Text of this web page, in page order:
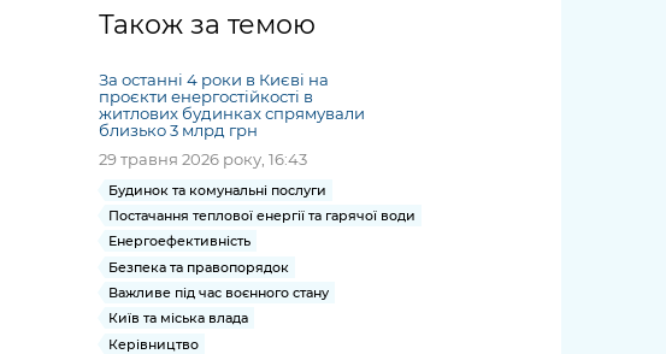
Безбар'єрність
Київська міська військова
адміністрація
Портал послуг
Міський застосунок Київ
Цифровий
Важливе під час
воєнного стану
міській військовій
адміністрації
«Ініціатива
«Партнерство
«Відкритий Уряд» –
місцевий рівень»
Важливе під час
Порядок
рішень, дій чи
бездіяльності
розпорядників
інформації
Звіти про
опрацювання
запитів на
публічну
інформацію
дашборди
ся на
новини та
КМДА /
Subscribe
announce
ments
from the
KCSA
журналіст
ський
запит /
Submitting
a media
request
Контакти
Також за темою
За останні 4 роки в Києві на
проєкти енергостійкості в
житлових будинках спрямували
близько 3 млрд грн
29 травня 2026 року, 16:43
Будинок та комунальні послуги
Постачання теплової енергії та гарячої води
Енергоефективність
Безпека та правопорядок
Важливе під час воєнного стану
Київ та міська влада
Керівництво